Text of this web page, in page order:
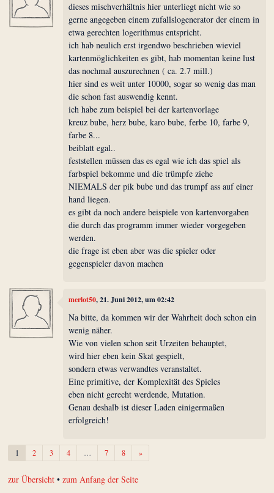
dieses mischverhältnis hier unterliegt nicht wie so
gerne angegeben einem zufallslogenerator der einem in
etwa gerechten logerithmus entspricht.
ich hab neulich erst irgendwo beschrieben wieviel
kartenmöglichkeiten es gibt, hab momentan keine lust
das nochmal auszurechnen ( ca. 2.7 mill.)
hier sind es weit unter 10000, sogar so wenig das man
die schon fast auswendig kennt.
ich habe zum beispiel bei der kartenvorlage
kreuz bube, herz bube, karo bube, ferbe 10, farbe 9,
farbe 8...
beiblatt egal..
feststellen müssen das es egal wie ich das spiel als
farbspiel bekomme und die trümpfe ziehe
NIEMALS der pik bube und das trumpf ass auf einer
hand liegen.
es gibt da noch andere beispiele von kartenvorgaben
die durch das programm immer wieder vorgegeben
werden.
die frage ist eben aber was die spieler oder
gegenspieler davon machen
merlot50, 21. Juni 2012, um 02:42
Na bitte, da kommen wir der Wahrheit doch schon ein
wenig näher.
Wie von vielen schon seit Urzeiten behauptet,
wird hier eben kein Skat gespielt,
sondern etwas verwandtes veranstaltet.
Eine primitive, der Komplexität des Spieles
eben nicht gerecht werdende, Mutation.
Genau deshalb ist dieser Laden einigermaßen
erfolgreich!
1 2 3 4 … 7 8 »Weiter
zur Übersicht •zum Anfang der Seite